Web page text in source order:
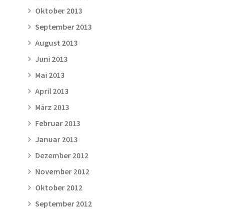
Oktober 2013
September 2013
August 2013
Juni 2013
Mai 2013
April 2013
März 2013
Februar 2013
Januar 2013
Dezember 2012
November 2012
Oktober 2012
September 2012